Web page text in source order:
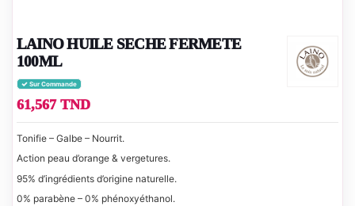
LAINO HUILE SECHE FERMETE
100ML
Sur Commande
61,567 TND
Tonifie – Galbe – Nourrit.
Action peau d’orange & vergetures.
95% d’ingrédients d’origine naturelle.
0% parabène – 0% phénoxyéthanol.